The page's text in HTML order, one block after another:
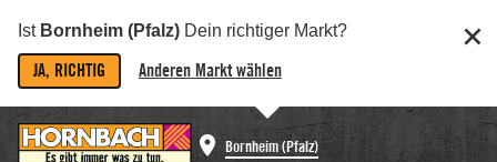
Ist Bornheim (Pfalz) Dein richtiger Markt?
JA, RICHTIG Anderen Markt wählen
Bornheim (Pfalz)